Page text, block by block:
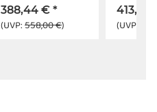
388,44 € *
(UVP:558,00 €)
413,29
(UVP: